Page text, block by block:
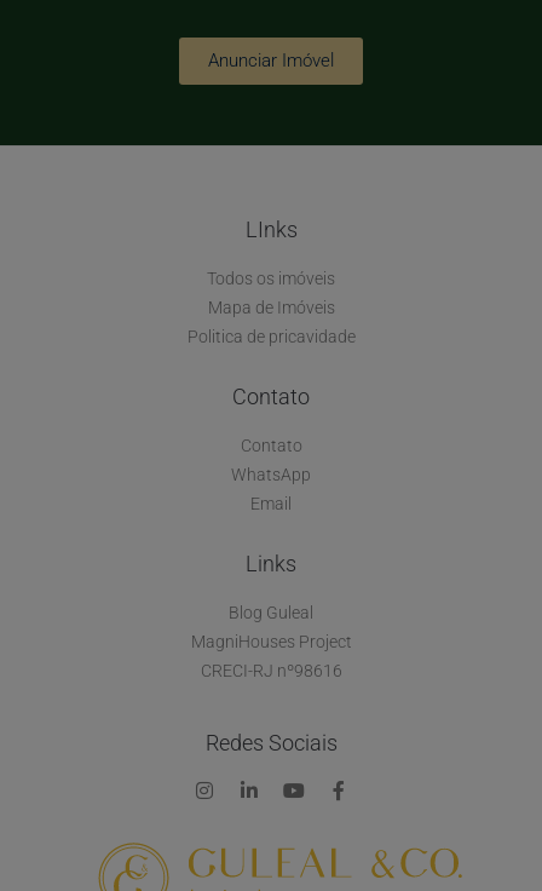
Anunciar Imóvel
LInks
Todos os imóveis
Mapa de Imóveis
Politica de pricavidade
Contato
Contato
WhatsApp
Email
Links
Blog Guleal
MagniHouses Project
CRECI-RJ nº98616
Redes Sociais